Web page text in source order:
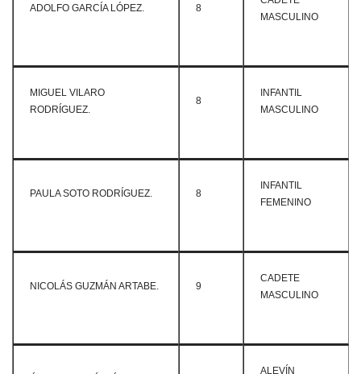
ADOLFO GARCÍA LÓPEZ. 8
MASCULINO
MIGUEL VILARO
RODRÍGUEZ.
8
INFANTIL
MASCULINO
PAULA SOTO RODRÍGUEZ. 8
INFANTIL
FEMENINO
NICOLÁS GUZMÁN ARTABE. 9
CADETE
MASCULINO
ALEVÍN